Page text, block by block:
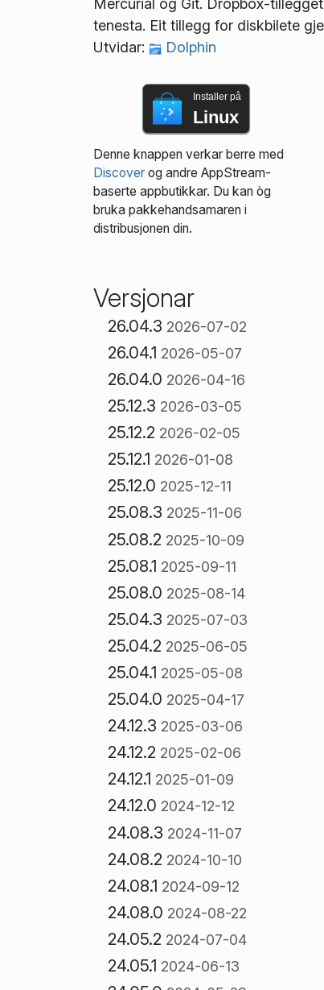
Mercurial og Git. Dropbox-
tenesta. Eit tillegg for diskbilete
Utvidar:
Dolphin
Installer på
Linux
Denne knappen verkar berre med
Discoverog andre AppStream-
baserte appbutikkar. Du kan òg
bruka pakke­handsamaren i
distribusjonen din.
Versjonar
26.04.3 2026-07-02
26.04.1 2026-05-07
26.04.0 2026-04-16
25.12.3 2026-03-05
25.12.2 2026-02-05
25.12.1 2026-01-08
25.12.0 2025-12-11
25.08.3 2025-11-06
25.08.2 2025-10-09
25.08.1 2025-09-11
25.08.0 2025-08-14
25.04.3 2025-07-03
25.04.2 2025-06-05
25.04.1 2025-05-08
25.04.0 2025-04-17
24.12.3 2025-03-06
24.12.2 2025-02-06
24.12.1 2025-01-09
24.12.0 2024-12-12
24.08.3 2024-11-07
24.08.2 2024-10-10
24.08.1 2024-09-12
24.08.0 2024-08-22
24.05.2 2024-07-04
24.05.1 2024-06-13